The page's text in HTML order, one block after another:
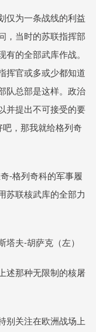
仅为一条战线的利益
，当时的苏联指挥部
的全部武库作战。
挥官或多或少都知道
队总部是这样。政治
并提出不可接受的要
，那我就给格列奇
-格列奇科的军事履
苏联核武库的全部力
夫-胡萨克（左）
述那种无限制的核屠
别关注在欧洲战场上